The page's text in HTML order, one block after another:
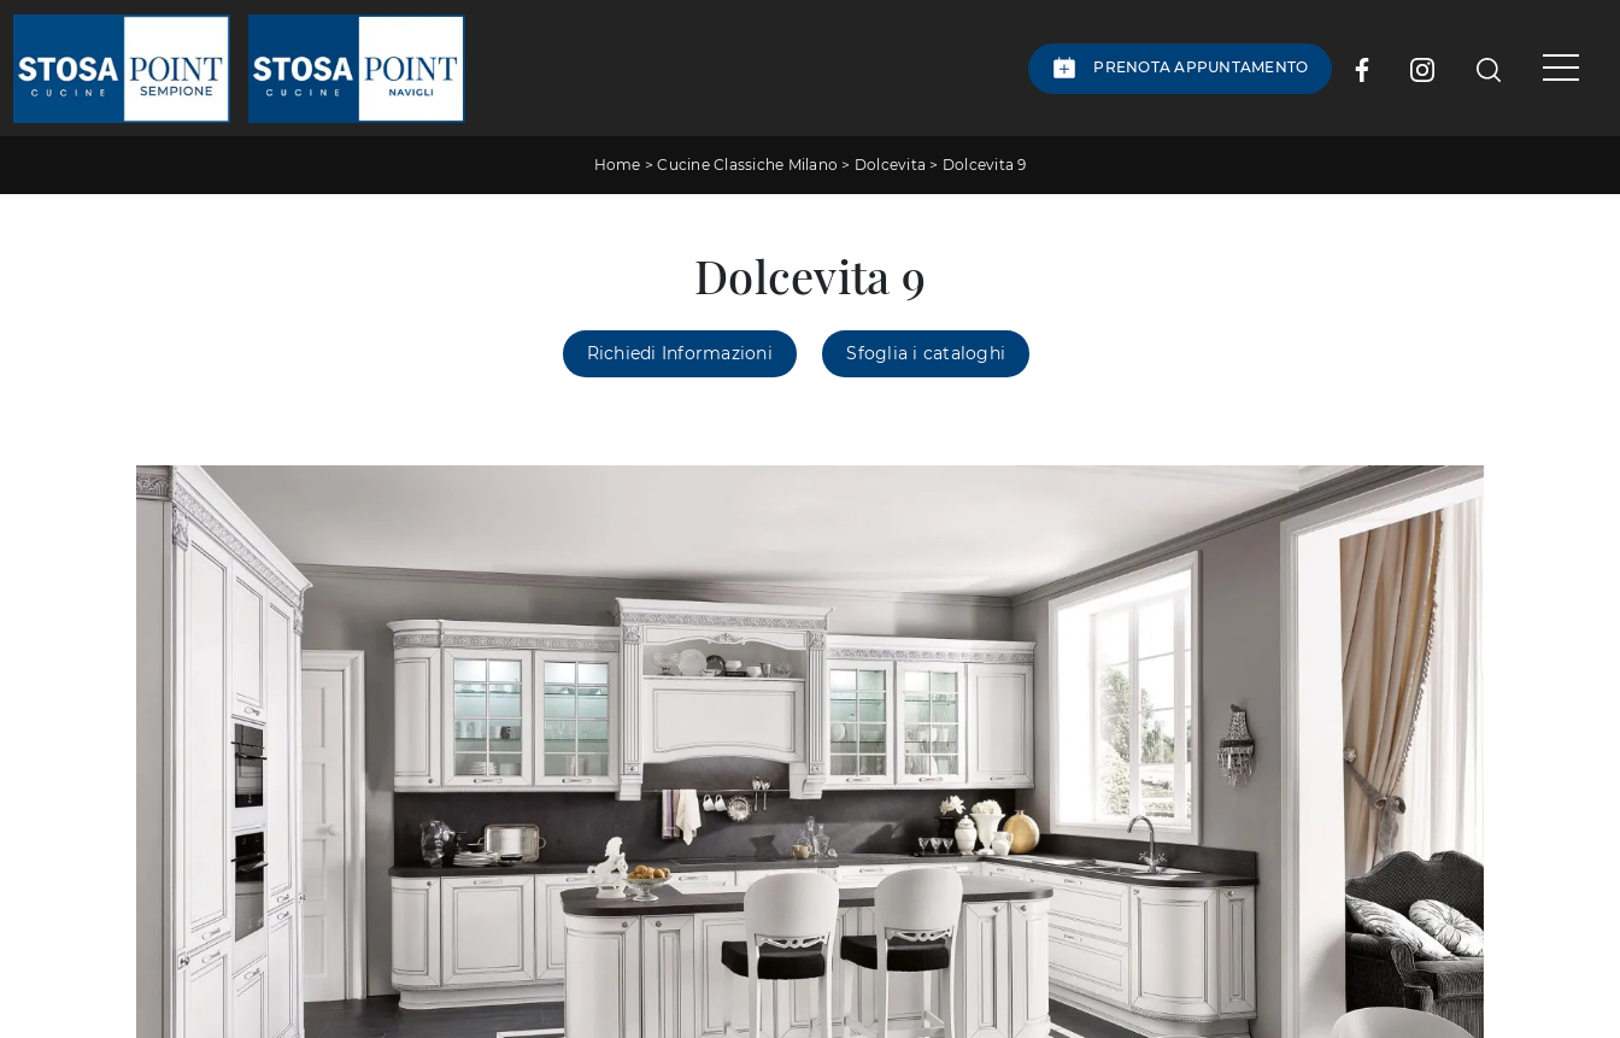
PRENOTA APPUNTAMENTO
Home >Cucine Classiche Milano > Dolcevita > Dolcevita 9
Dolcevita 9
Richiedi Informazioni Sfoglia i cataloghi